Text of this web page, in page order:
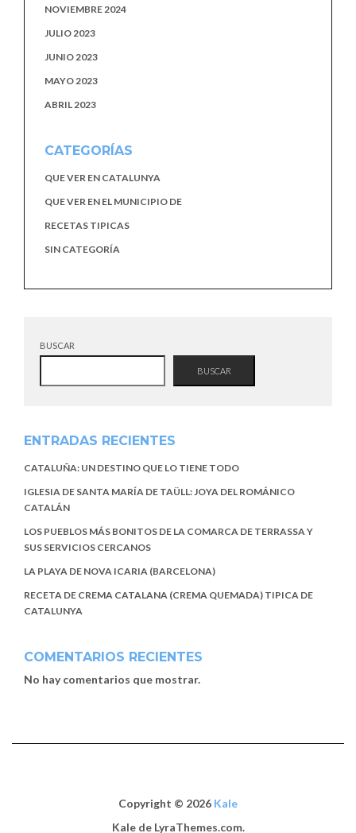
NOVIEMBRE 2024
JULIO 2023
JUNIO 2023
MAYO 2023
ABRIL 2023
CATEGORÍAS
QUE VER EN CATALUNYA
QUE VER EN EL MUNICIPIO DE
RECETAS TIPICAS
SIN CATEGORÍA
BUSCAR
BUSCAR
ENTRADAS RECIENTES
CATALUÑA: UN DESTINO QUE LO TIENE TODO
IGLESIA DE SANTA MARÍA DE TAÜLL: JOYA DEL ROMÁNICO
CATALÁN
LOS PUEBLOS MÁS BONITOS DE LA COMARCA DE TERRASSA Y
SUS SERVICIOS CERCANOS
LA PLAYA DE NOVA ICARIA (BARCELONA)
RECETA DE CREMA CATALANA (CREMA QUEMADA) TIPICA DE
CATALUNYA
COMENTARIOS RECIENTES
No hay comentarios que mostrar.
Copyright © 2026 Kale
Kalede LyraThemes.com.